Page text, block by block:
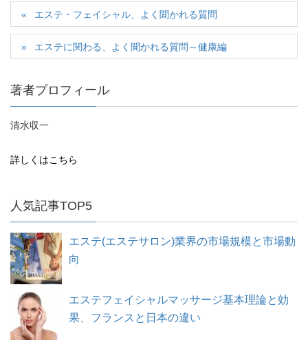
エステ・フェイシャル、よく聞かれる質問
エステに関わる、よく聞かれる質問～健康編
著者プロフィール
清水収一
詳しくはこちら
人気記事TOP5
エステ(エステサロン)業界の市場規模と市場動
向
エステフェイシャルマッサージ基本理論と効
果、フランスと日本の違い